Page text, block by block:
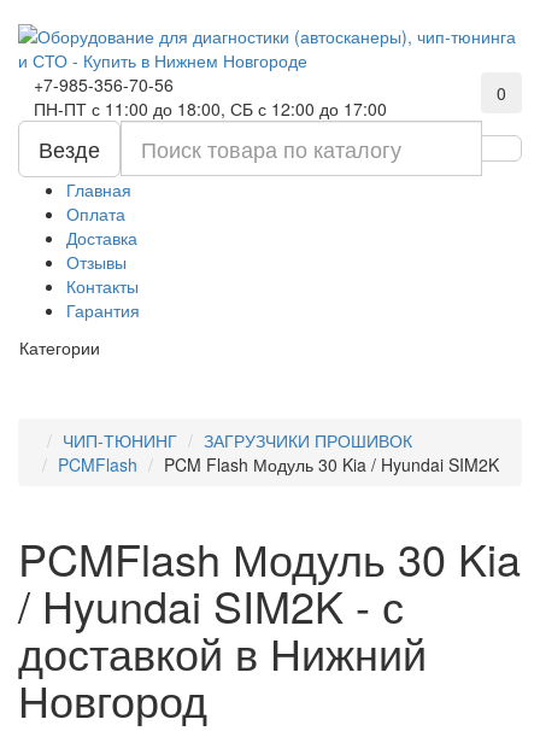
+7-985-356-70-56
ПН-ПТ с 11:00 до 18:00, СБ с 12:00 до 17:00
0
Везде
Главная
Оплата
Доставка
Отзывы
Контакты
Гарантия
Категории
ЧИП-ТЮНИНГ
ЗАГРУЗЧИКИ ПРОШИВОК
PCMFlash
PCM Flash Модуль 30 Kia / Hyundai SIM2K
PCMFlash Модуль 30 Kia
/ Hyundai SIM2K - с
доставкой в Нижний
Новгород